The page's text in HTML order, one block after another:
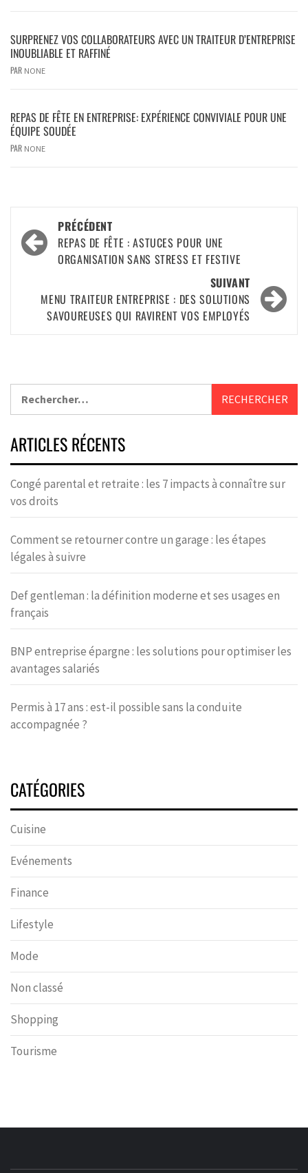
SURPRENEZ VOS COLLABORATEURS AVEC UN TRAITEUR D’ENTREPRISE
INOUBLIABLE ET RAFFINÉ
PAR NONE
REPAS DE FÊTE EN ENTREPRISE: EXPÉRIENCE CONVIVIALE POUR UNE
ÉQUIPE SOUDÉE
PAR NONE
PRÉCÉDENT
REPAS DE FÊTE : ASTUCES POUR UNE
ORGANISATION SANS STRESS ET FESTIVE
SUIVANT
MENU TRAITEUR ENTREPRISE : DES SOLUTIONS
SAVOUREUSES QUI RAVIRENT VOS EMPLOYÉS
ARTICLES RÉCENTS
Congé parental et retraite : les 7 impacts à connaître sur
vos droits
Comment se retourner contre un garage : les étapes
légales à suivre
Def gentleman : la définition moderne et ses usages en
français
BNP entreprise épargne : les solutions pour optimiser les
avantages salariés
Permis à 17 ans : est-il possible sans la conduite
accompagnée ?
CATÉGORIES
Cuisine
Evénements
Finance
Lifestyle
Mode
Non classé
Shopping
Tourisme